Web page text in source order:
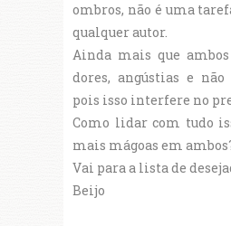
ombros, não é uma
qualquer autor.
Ainda mais que
dores, angústias e
pois isso interfere no
Como lidar com tudo
mais mágoas em
Vai para a lista de
Beijo